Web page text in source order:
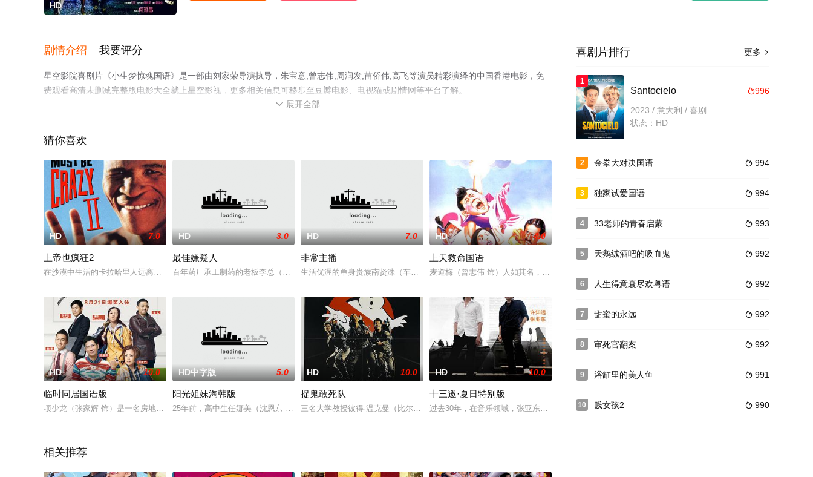
HD
剧情介绍 我要评分
星空影院喜剧片《小生梦惊魂国语》是一部由刘家荣导演执导，朱宝意,曾志伟,周润发,苗侨伟,高飞等演员精彩演绎的中国香港电影，免
费观看高清未删减完整版电影大全就上星空影视，更多相关信息可移步至豆瓣电影、电视猫或剧情网等平台了解。
 展开全部
猜你喜欢
HD 7.0
上帝也疯狂2
在沙漠中生活的卡拉哈里人远离现代世界，在干旱的环境里自有一套谋生方式。卡拉哈里人奇哥（
HD 3.0
最佳嫌疑人
百年药厂承工制药的老板李总（刘桦 饰），决定炒楼盘卖地，不想再卖药了。他重金聘请的香港
HD 7.0
非常主播
生活优渥的单身贵族南贤洙（车太贤 饰）曾是一名失败的歌手，年过而立后，他迎来了事业的第
HD 4.0
上天救命国语
麦道梅（曾志伟 饰）人如其名，一生历经坎坷无数，去内衣厂工作就连累企业业绩直线下滑，谈
HD 10.0
临时同居国语版
项少龙（张家辉 饰）是一名房地产经纪人，和相恋多年的女友求婚之时，女友竟然嫌弃项少龙拿
HD中字版 5.0
阳光姐妹淘韩版
25年前，高中生任娜美（沈恩京 饰）一家从全罗道搬到汉城，娜美入读真德女子高中，因方言
HD 10.0
捉鬼敢死队
三名大学教授彼得·温克曼（比尔·默瑞 Bill Murray饰）、雷蒙德·斯坦兹（丹·
HD 10.0
十三邀·夏日特别版
过去30年，在音乐领域，张亚东在古典与现代、大众和小众之间不断跨越。今天，张亚东打卡上
相关推荐
更多 
喜剧片排行
1
996
Santocielo
2023 / 意大利 / 喜剧
状态：HD
2  994
金拳大对决国语
3  994
独家试爱国语
4  993
33老师的青春启蒙
5  992
天鹅绒酒吧的吸血鬼
6  992
人生得意衰尽欢粤语
7  992
甜蜜的永远
8  992
审死官翻案
9  991
浴缸里的美人鱼
10  990
贱女孩2